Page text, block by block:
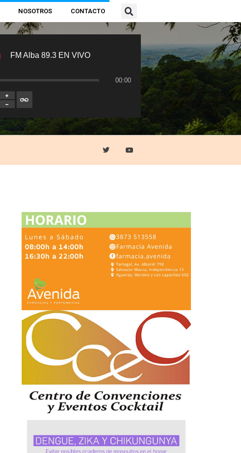
NOSOTROS CONTACTO
FM Alba 89.3 EN VIVO
00:00